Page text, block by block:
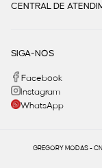
CENTRAL DE
SIGA-NOS
Facebook
Instagram
WhatsApp
GREGORY MODAS -